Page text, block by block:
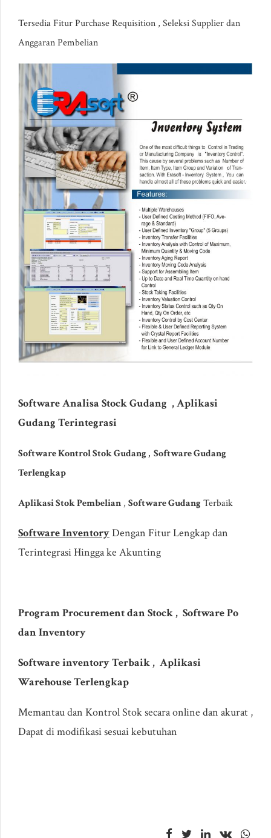
Tersedia Fitur Purchase Requisition , Seleksi Supplier dan
Anggaran Pembelian
Software Analisa Stock Gudang , Aplikasi
Gudang Terintegrasi
Software Kontrol Stok Gudang , Software Gudang
Terlengkap
Aplikasi Stok Pembelian , Software Gudang Terbaik
Software InventoryDengan Fitur Lengkap dan
Terintegrasi Hingga ke Akunting
Program Procurement dan Stock , Software Po
dan Inventory
Software inventory Terbaik , Aplikasi
Warehouse Terlengkap
Memantau dan Kontrol Stok secara online dan akurat ,
Dapat di modifikasi sesuai kebutuhan